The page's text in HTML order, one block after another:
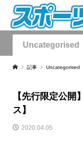
Uncategorised
記事 Uncategorised
【先行限定公
ス】
2020.04.05